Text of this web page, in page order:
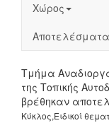
Χώρος
Τμήμα
της Τοπικής
βρέθηκαν
Κύκλος,Ειδικοί